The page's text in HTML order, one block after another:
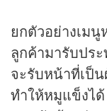
ยกตัวอย่างเม
ลูกค้ามารับปร
จะรับหน้าที่เป็น
ทำให้หมูแข็งไ